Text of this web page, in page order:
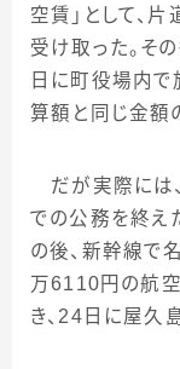
空賃」として、片
受け取った。その
日に町役場内で
算額と同じ金額
だが実際には
での公務を終え
の後、新幹線で
万6110円の航
き、 24 日に屋久